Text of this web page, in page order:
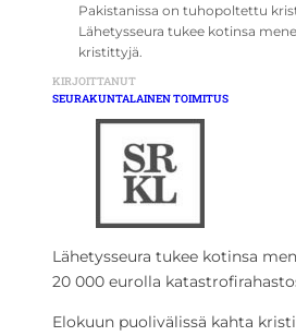
Pakistanissa on tuhopoltettu
Lähetysseura tukee kotinsa
kristittyjä.
KIRJOITTANUT
SEURAKUNTALAINEN TOIMITUS
Lähetysseura tukee kotinsa
20 000 eurolla
Elokuun puolivälissä kahta